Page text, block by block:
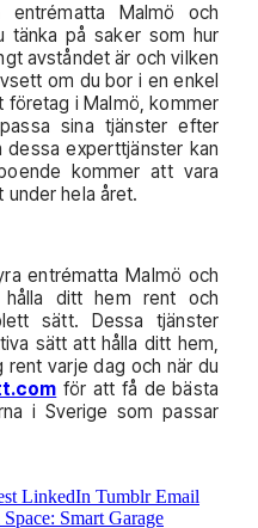
Malmö och
tänka på saker som hur
avståndet är och vilken
om du bor i en enkel
företag i Malmö, kommer
sina tjänster efter
experttjänster kan
kommer att vara
hela året.
entrématta Malmö och
hålla ditt hem rent och
sätt. Dessa tjänster
sätt att hålla ditt hem,
varje dag och när du
för att få de bästa
i Sverige som passar
LinkedIn Tumblr Email
Smart Garage